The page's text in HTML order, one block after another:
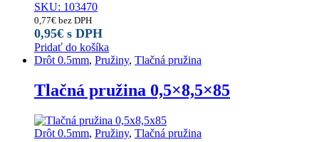
SKU: 103470
0,77€ bez DPH
0,95€ s DPH
Pridať do košíka
Drôt 0.5mm, Pružiny, Tlačná pružina
Tlačná pružina 0,5×8,5×85
Drôt 0.5mm, Pružiny, Tlačná pružina